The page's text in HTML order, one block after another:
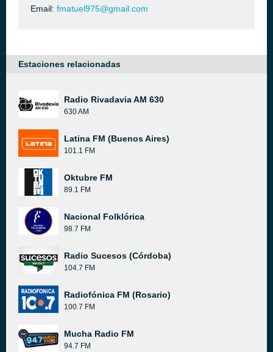
Email: fmatuel975@gmail.com
Estaciones relacionadas
Radio Rivadavia AM 630
630 AM
Latina FM (Buenos Aires)
101.1 FM
Oktubre FM
89.1 FM
Nacional Folklórica
98.7 FM
Radio Sucesos (Córdoba)
104.7 FM
Radiofónica FM (Rosario)
100.7 FM
Mucha Radio FM
94.7 FM